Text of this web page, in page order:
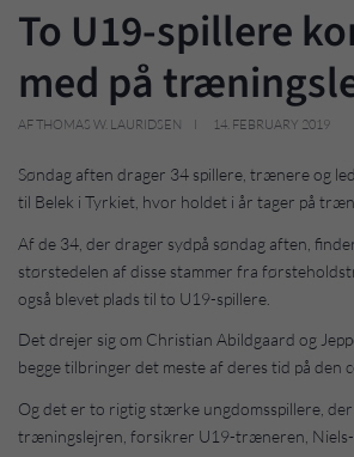
To U19-spillere
med på
AF THOMAS W. LAURIDSEN 14. FEBRUARY 2019
Søndag aften drager 34 spillere, trænere og
til Belek i Tyrkiet, hvor holdet i år tager på
Af de 34, der drager sydpå søndag aften,
størstedelen af disse stammer fra
også blevet plads til to U19-spillere.
Det drejer sig om Christian Abildgaard og
begge tilbringer det meste af deres tid på den
Og det er to rigtig stærke ungdomsspillere,
træningslejren, forsikrer U19-træneren, Niels-